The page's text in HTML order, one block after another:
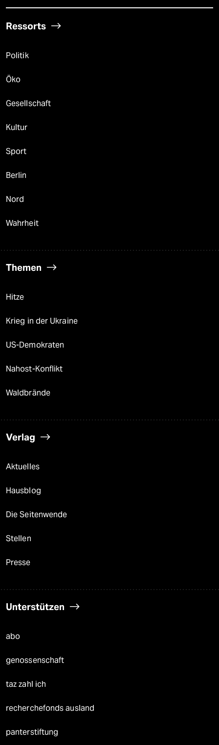
Ressorts
Politik
Öko
Gesellschaft
Kultur
Sport
Berlin
Nord
Wahrheit
Themen
Hitze
Krieg in der Ukraine
US-Demokraten
Nahost-Konflikt
Waldbrände
Verlag
Aktuelles
Hausblog
Die Seitenwende
Stellen
Presse
Unterstützen
abo
genossenschaft
taz zahl ich
recherchefonds ausland
panterstiftung